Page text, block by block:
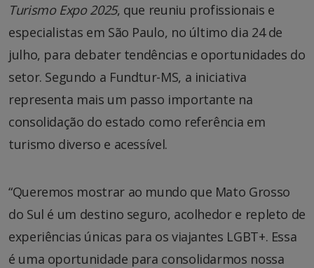
Turismo Expo 2025, que reuniu profissionais e
especialistas em São Paulo, no último dia 24 de
julho, para debater tendências e oportunidades do
setor. Segundo a Fundtur-MS, a iniciativa
representa mais um passo importante na
consolidação do estado como referência em
turismo diverso e acessível.
“Queremos mostrar ao mundo que Mato Grosso
do Sul é um destino seguro, acolhedor e repleto de
experiências únicas para os viajantes LGBT+. Essa
é uma oportunidade para consolidarmos nossa